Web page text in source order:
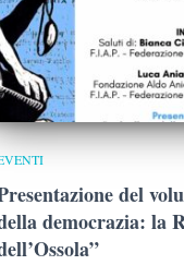
del
democrazia: la